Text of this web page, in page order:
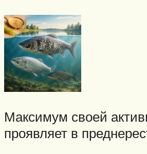
Максимум своей
проявляет в